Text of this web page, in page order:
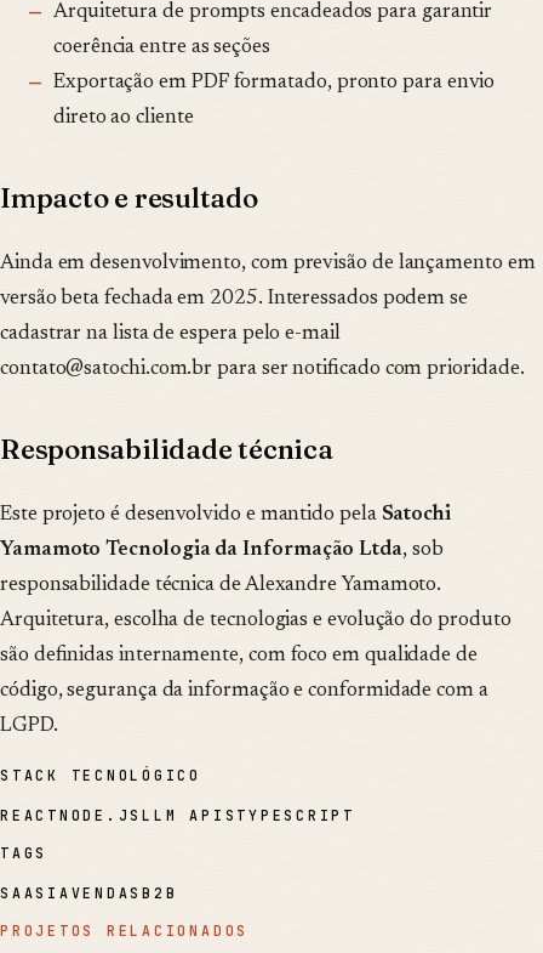
Arquitetura de prompts encadeados para garantir
coerência entre as seções
Exportação em PDF formatado, pronto para envio
direto ao cliente
Impacto e resultado
Ainda em desenvolvimento, com previsão de lançamento em
versão beta fechada em 2025. Interessados podem se
cadastrar na lista de espera pelo e-mail
contato@satochi.com.br para ser notificado com prioridade.
Responsabilidade técnica
Este projeto é desenvolvido e mantido pela Satochi
Yamamoto Tecnologia da Informação Ltda, sob
responsabilidade técnica de Alexandre Yamamoto.
Arquitetura, escolha de tecnologias e evolução do produto
são definidas internamente, com foco em qualidade de
código, segurança da informação e conformidade com a
LGPD.
STACK TECNOLÓGICO
REACT NODE.JSLLM APIS TYPESCRIPT
TAGS
SAAS IA VENDASB2B
PROJETOS RELACIONADOS